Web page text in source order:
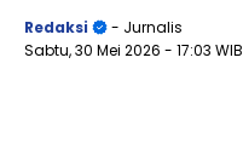
Redaksi
- Jurnalis
Sabtu, 30 Mei 2026 - 17:03 WIB